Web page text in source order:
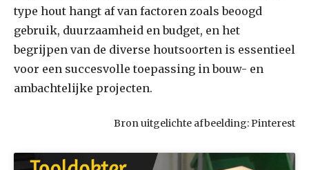
type hout hangt af van factoren zoals beoogd
gebruik, duurzaamheid en budget, en het
begrijpen van de diverse houtsoorten is essentieel
voor een succesvolle toepassing in bouw- en
ambachtelijke projecten.
Bron uitgelichte afbeelding: Pinterest